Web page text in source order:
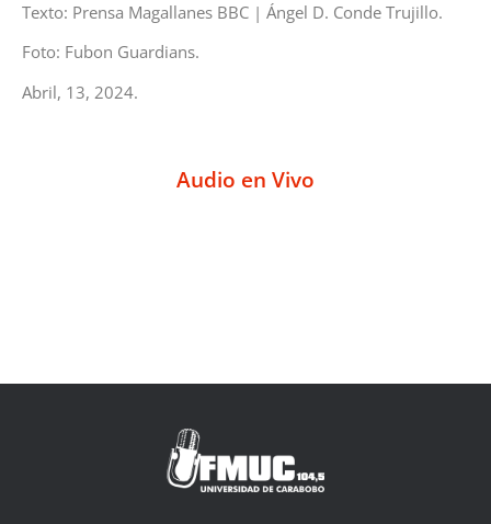
Texto: Prensa Magallanes BBC | Ángel D. Conde Trujillo.
Foto: Fubon Guardians.
Abril, 13, 2024.
Audio en Vivo